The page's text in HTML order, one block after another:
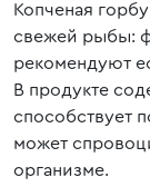
Копченая
свежей рыбы:
рекомендуют
В продукте
способствует
может
организме.